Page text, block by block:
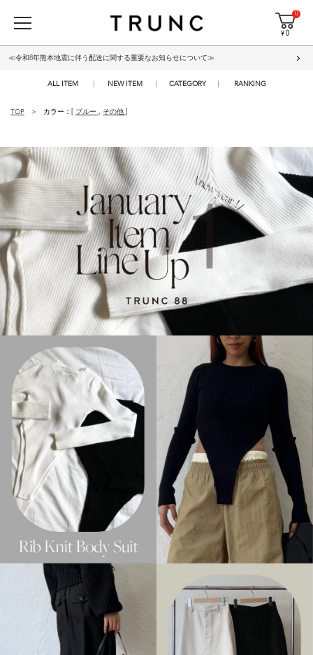
0
¥ 0
≪令和8年熊本地震に伴う配送に関する重要なお知らせについて≫
ALL ITEM NEW ITEM CATEGORY RANKING
TOP カラー：[ ブルー , その他